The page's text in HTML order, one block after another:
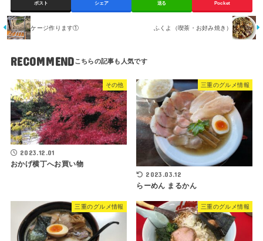
ポスト シェア 送る Pocket
ケージ作ります① ふくよ（喫茶・お好み焼き）
RECOMMEND
その他
2023.12.01
おかげ横丁へお買い物
三重のグルメ情報
2023.03.12
らーめん まるかん
三重のグルメ情報 三重のグルメ情報